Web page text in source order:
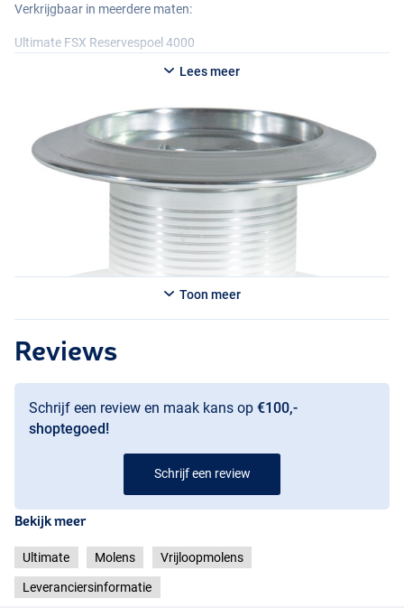
Verkrijgbaar in meerdere maten:
Ultimate FSX Reservespoel 4000
- Lijncapaciteit: 0.44mm/200m
Lees meer
Toon meer
Reviews
Schrijf een review en maak kans op €100,-
shoptegoed!
Schrijf een review
Bekijk meer
Ultimate Molens Vrijloopmolens
Leveranciersinformatie